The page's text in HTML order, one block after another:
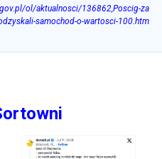
ol/aktualnosci/136862,Poscig-za
samochod-o-wartosci-100.htm